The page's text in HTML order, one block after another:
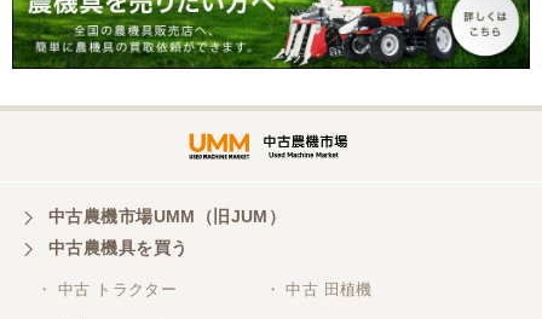
中古農機市場UMM（旧JUM）
中古農機具を買う
・ 中古 トラクター ・ 中古 田植機